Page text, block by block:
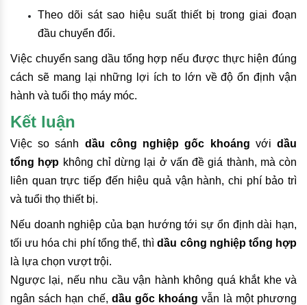
Theo dõi sát sao hiệu suất thiết bị trong giai đoạn
đầu chuyển đổi.
Việc chuyển sang dầu tổng hợp nếu được thực hiện đúng
cách sẽ mang lại những lợi ích to lớn về độ ổn định vận
hành và tuổi thọ máy móc.
Kết luận
Việc so sánh dầu công nghiệp gốc khoáng vớidầu
tổng hợp không chỉ dừng lại ở vấn đề giá thành, mà còn
liên quan trực tiếp đến hiệu quả vận hành, chi phí bảo trì
và tuổi thọ thiết bị.
Nếu doanh nghiệp của bạn hướng tới sự ổn định dài hạn,
tối ưu hóa chi phí tổng thể, thìdầu công nghiệp tổng hợp
là lựa chọn vượt trội.
Ngược lại, nếu nhu cầu vận hành không quá khắt khe và
ngân sách hạn chế, dầu gốc khoáng vẫn là một phương